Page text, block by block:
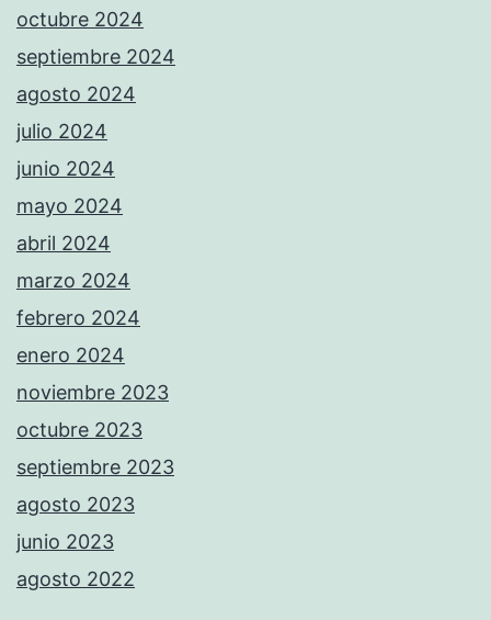
octubre 2024
septiembre 2024
agosto 2024
julio 2024
junio 2024
mayo 2024
abril 2024
marzo 2024
febrero 2024
enero 2024
noviembre 2023
octubre 2023
septiembre 2023
agosto 2023
junio 2023
agosto 2022